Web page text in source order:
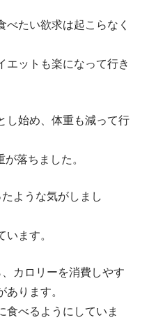
たい欲求は起こらなく
エットも楽になって行き
し始め、体重も減って行
落ちました。
ような気がしまし
ます。
カロリーを消費しやす
ります。
食べるようにしていま